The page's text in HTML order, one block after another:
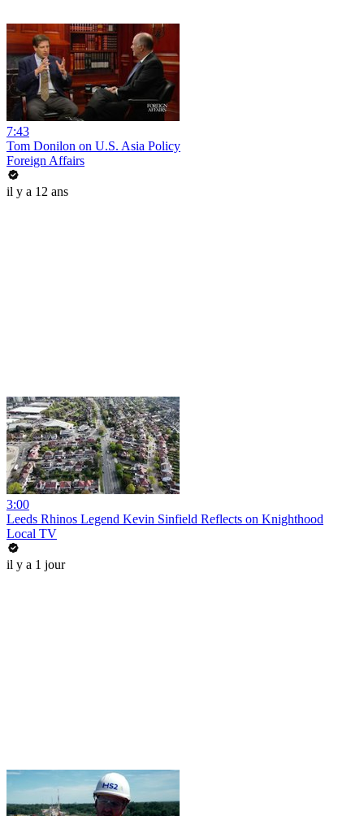
7:43
Tom Donilon on U.S. Asia Policy
Foreign Affairs
il y a 12 ans
3:00
Leeds Rhinos Legend Kevin Sinfield Reflects on Knighthood
Local TV
il y a 1 jour